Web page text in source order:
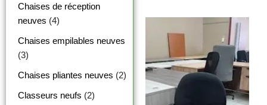
Chaises de réception
neuves (4)
Chaises empilables neuves
(3)
Chaises pliantes neuves (2)
Classeurs neufs (2)